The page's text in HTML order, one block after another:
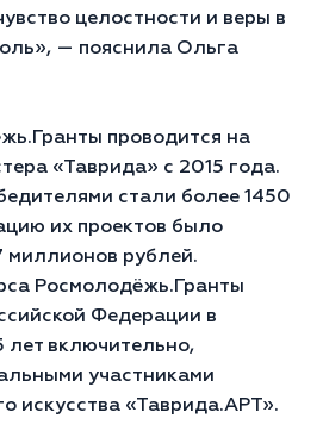
целостности и веры в
— пояснила Ольга
проводится на
«Таврида» с 2015 года.
стали более 1450
их проектов было
миллионов рублей.
Росмолодёжь.Гранты
Федерации в
лет включительно,
участниками
искусства «Таврида.АРТ».